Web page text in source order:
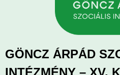
GÖNCZ ÁRPÁD